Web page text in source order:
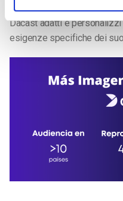
la nostra piattaforma.
Dacast adatti e
esigenze specifiche dei